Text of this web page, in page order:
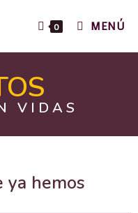
0 MENÚ
VIDAS
ya hemos